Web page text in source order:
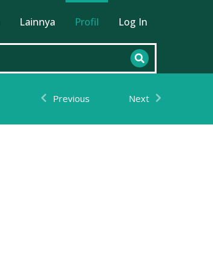
Lainnya Profil Log In
Previous Next